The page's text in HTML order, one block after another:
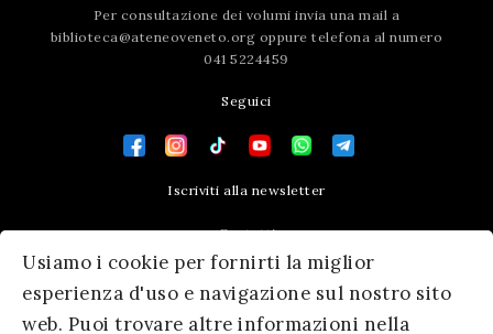
Usiamo i cookie per fornirti la miglior
esperienza d'uso e navigazione sul nostro sito
web. Puoi trovare altre informazioni nella
Per consultazione dei volumi invia una mail a
biblioteca@ateneoveneto.org oppure telefona al numero
041 5224459
Seguici
Iscriviti alla newsletter
Contatti